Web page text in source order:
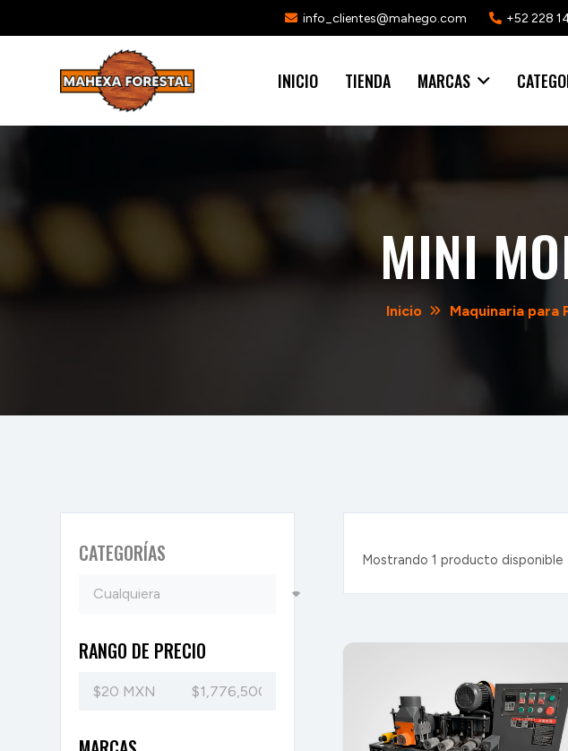
info_clientes@mahego.com +52 228
INICIO TIENDA MARCAS
MINI
Inicio Maquinaria para
CATEGORÍAS
RANGO DE PRECIO
Mostrando 1 producto disponible